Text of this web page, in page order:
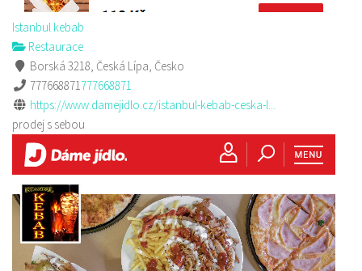
Istanbul kebab
Restaurace
Borská 3218, Česká Lípa, Česko
777668871777668871
https://www.damejidlo.cz/istanbul-kebab-ceska-l...
prodej s sebou